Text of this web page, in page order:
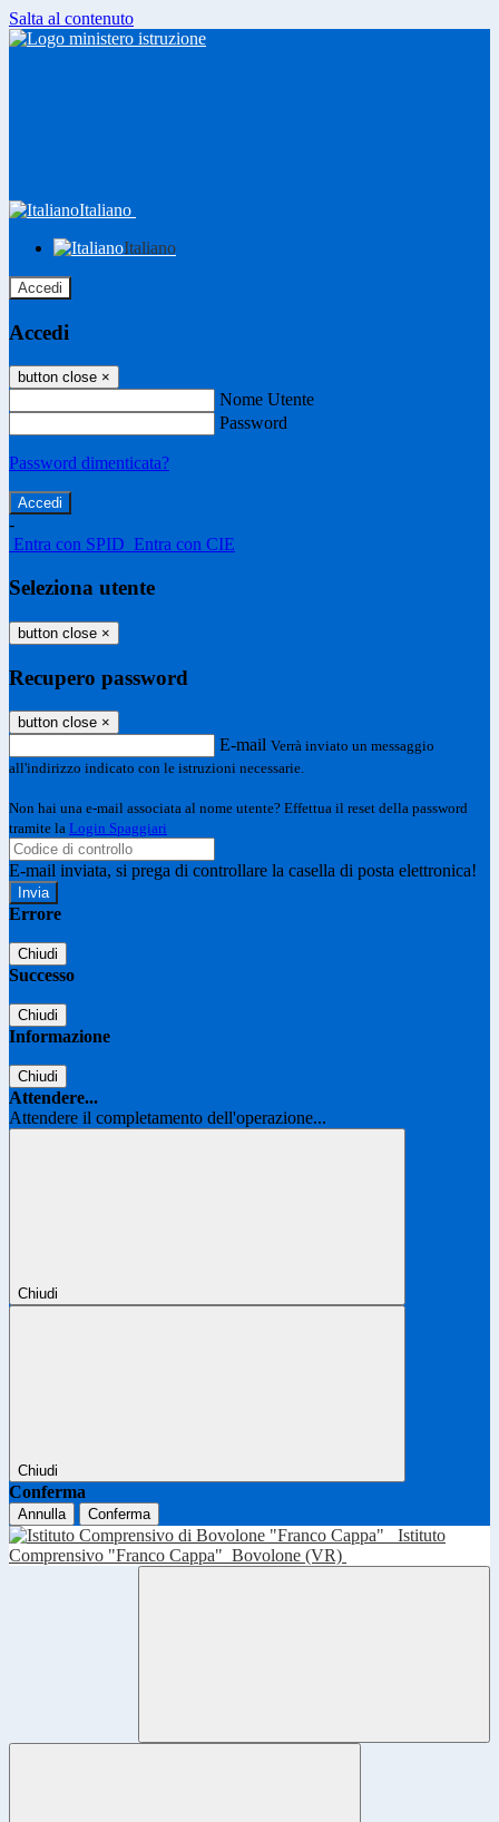
Salta al contenuto
Italiano
Italiano
Accedi
Accedi
button close ×
Nome Utente
Password
Password dimenticata?
-
Entra con SPID Entra con CIE
Seleziona utente
button close ×
Recupero password
button close ×
E-mail Verrà inviato un messaggio
all'indirizzo indicato con le istruzioni necessarie.
Non hai una e-mail associata al nome utente? Effettua il reset della password
tramite la Login Spaggiari
E-mail inviata, si prega di controllare la casella di posta elettronica!
Errore
Chiudi
Successo
Chiudi
Informazione
Chiudi
Attendere...
Attendere il completamento dell'operazione...
Chiudi
Chiudi
Conferma
Annulla Conferma
Istituto
Comprensivo "Franco Cappa" Bovolone (VR)